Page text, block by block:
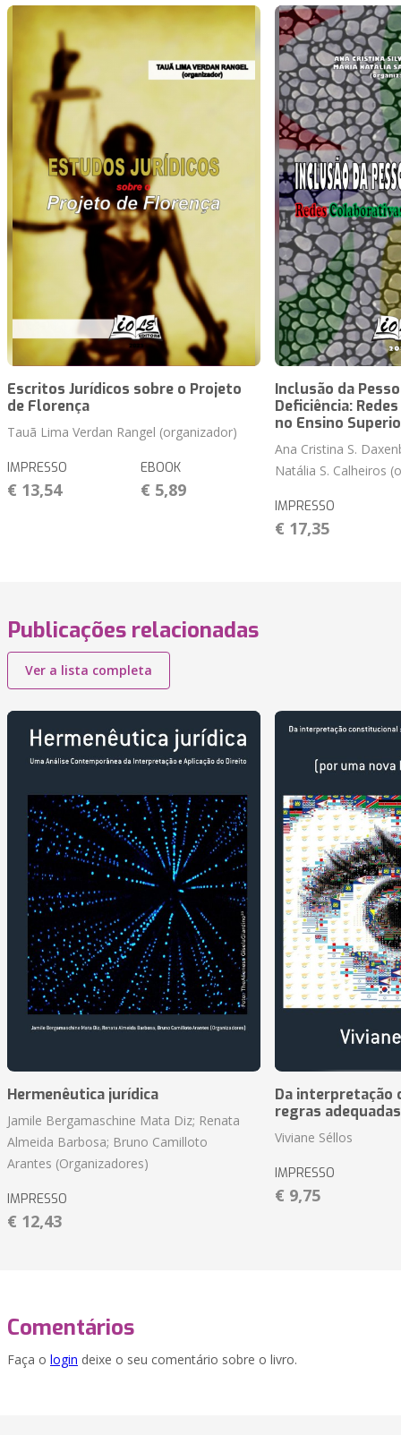
Escritos Jurídicos sobre o Projeto
de Florença
Tauã Lima Verdan Rangel (organizador)
IMPRESSO
€ 13,54
EBOOK
€ 5,89
Inclusão da
Deficiência:
no Ensino
Ana Cristina S.
Natália S. Calheiros
IMPRESSO
€ 17,35
Publicações relacionadas
Ver a lista completa
Hermenêutica jurídica
Jamile Bergamaschine Mata Diz; Renata
Almeida Barbosa; Bruno Camilloto
Arantes (Organizadores)
IMPRESSO
€ 12,43
Da interpretação
regras
Viviane Séllos
IMPRESSO
€ 9,75
Comentários
Faça o login deixe o seu comentário sobre o livro.